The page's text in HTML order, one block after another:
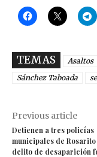
TEMAS Asaltos
Sánchez Taboada
Previous article
Detienen a tres policías
municipales de
delito de desaparición